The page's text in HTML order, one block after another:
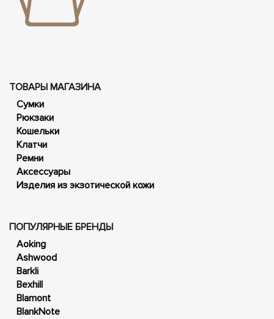
ТОВАРЫ МАГАЗИНА
Сумки
Рюкзаки
Кошельки
Клатчи
Ремни
Аксессуары
Изделия из экзотической кожи
ПОПУЛЯРНЫЕ БРЕНДЫ
Aoking
Ashwood
Barkli
Bexhill
Blamont
BlankNote